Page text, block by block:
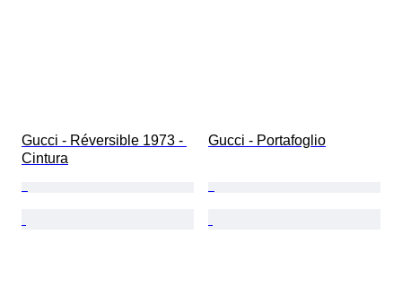
Gucci - Réversible 1973 -
Cintura
Gucci - Portafoglio